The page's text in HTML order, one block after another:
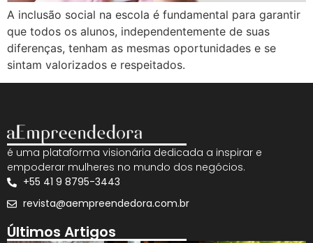
A inclusão social na escola é fundamental para garantir
que todos os alunos, independentemente de suas
diferenças, tenham as mesmas oportunidades e se
sintam valorizados e respeitados.
é uma plataforma visionária dedicada a inspirar e
empoderar mulheres no mundo dos negócios.
+55 41 9 8795-3443
revista@aempreendedora.com.br
Últimos Artigos